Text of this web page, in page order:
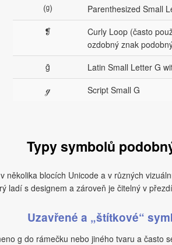
⒢
Parenthesized Small
❡
Curly Loop (často
ozdobný znak
ḡ
Latin Small Letter G
ℊ
Script Small G
Typy symbolů
několika blocích Unicode a v různých
ladí s designem a zároveň je čitelný v
Uzavřené a „štítkové“
g do rámečku nebo jiného tvaru a často